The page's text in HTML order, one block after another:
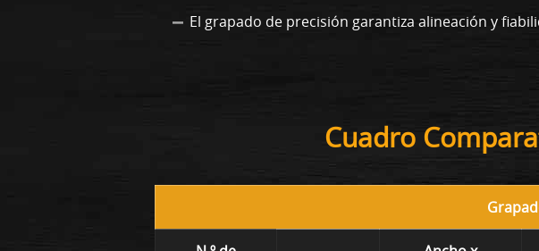
El grapado de precisión garantiza alineación y
Cuadro